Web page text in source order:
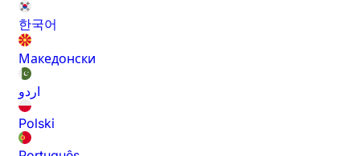
한국어
Македонски
اردو
Polski